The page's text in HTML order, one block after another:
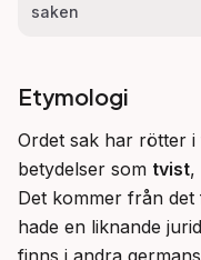
saken
Etymologi
Ordet sak har rötter
betydelser som tvist,
Det kommer från
hade en liknande
finns i andra